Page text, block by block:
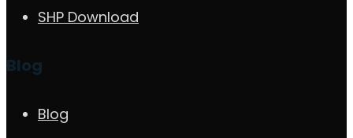
SHP Download
Blog
Blog